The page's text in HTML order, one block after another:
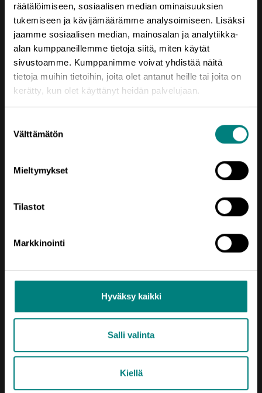
räätälöimiseen, sosiaalisen median ominaisuuksien
tukemiseen ja kävijämäärämme analysoimiseen. Lisäksi
jaamme sosiaalisen median, mainosalan ja analytiikka-
alan kumppaneillemme tietoja siitä, miten käytät
sivustoamme. Kumppanimme voivat yhdistää näitä
tietoja muihin tietoihin, joita olet antanut heille tai joita on
kerätty, kun olet käyttänyt heidän palvelujaan.
valinta
Välttämätön
Mieltymykset
Tilastot
Markkinointi
Hyväksy kaikki
Salli valinta
Kiellä
Yhteystiedot
Porin Leijona
Yrjönkatu 6
28100 Pori
Vaihde (02) 620 5300
prizztech@prizz.fi
Rekisteriseloste
Saavutettavuusseloste
Oikotie
AJANKOHTAISTA